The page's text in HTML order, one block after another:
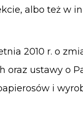
albo też w
2010 r. o
ustawy o
i